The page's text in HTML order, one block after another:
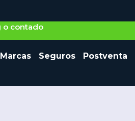
o contado
Marcas Seguros Postventa
Vehículos nuevos